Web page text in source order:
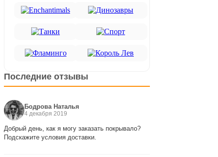
Последние отзывы
Бодрова Наталья
4 декабря 2019
Добрый день, как я могу заказать покрывало?
Подскажите условия доставки.